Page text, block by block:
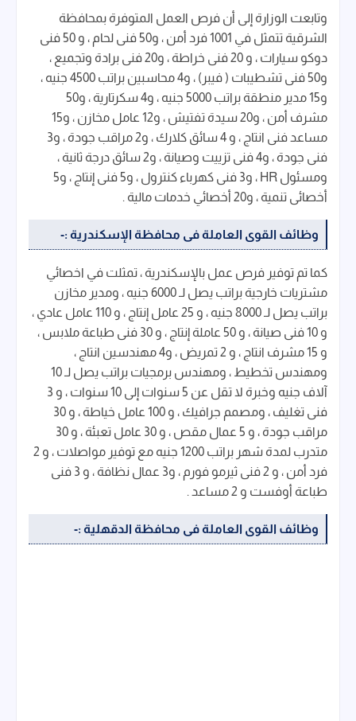
وتابعت الوزارة إلى أن فرص العمل المتوفرة بمحافظة
الشرقية تتمثل في 1001 فرد أمن ، و50 فنى لحام ، و 50 فنى
دوكو سيارات ، و 20 فنى خراطة ، و20 فنى برادة وتجميع ،
و50 فنى تشطيبات ( فيبر) ، و4 محاسبين براتب 4500 جنيه ،
و15 مدير منطقة براتب 5000 جنيه ، و4 سكرتارية ، و50
مشرف أمن ، و20 سيدة تفتيش ، و12 عامل مخازن ، و15
مساعد فنى انتاج ، و 4 سائق كلارك ، و2 مراقب جودة ، و3
فنى جودة ، و4 فنى تزييت وصيانة ، و2 سائق درجة ثانية ،
ومسئول HR ، و3 فنى كهرباء كنترول ، و5 فنى إنتاج ، و5
أخصائى تنمية ، و20 أخصائي خدمات مالية .
وظائف القوى العاملة فى محافظة الإسكندرية :-
كما تم توفير فرص عمل بالإسكندرية ، تمثلت في اخصائي
مشتريات خارجية براتب يصل لـ 6000 جنيه ، ومدير مخازن
براتب يصل لـ 8000 جنيه ، و 25 عامل إنتاج ، و 110 عامل عادي ،
و 10 فنى صيانة ، و 50 عاملة إنتاج ، و 30 فنى طباعة ملابس ،
و 15 مشرف انتاج ، و 2 تمريض ، و4 مهندسين انتاج ،
ومهندس تخطيط ، ومهندس برمجيات براتب يصل لـ 10
آلاف جنيه وخبرة لا تقل عن 5 سنوات إلى 10 سنوات ، و 3
فنى تغليف ، ومصمم جرافيك ، و 100 عامل خياطة ، و 30
مراقب جودة ، و 5 عمال مقص ، و 30 عامل تعبئة ، و 30
متدرب لمدة شهر براتب 1200 جنيه مع توفير مواصلات ، و 2
فرد أمن ، و 2 فنى ثيرمو فورم ، و3 عمال نظافة ، و 3 فنى
طباعة أوفست و 2 مساعد .
وظائف القوى العاملة فى محافظة الدقهلية :-